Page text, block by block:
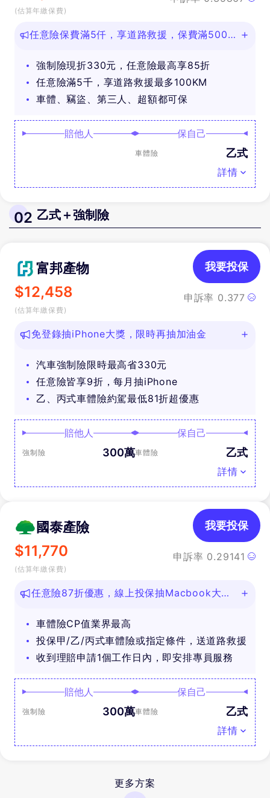
(估算年繳保費)
任意險保費滿5仟，享道路救援，保費滿500即
強制險現折330元，任意險最高享85折
任意險滿5千，享道路救援最多100KM
車體、竊盜、第三人、超額都可保
賠他人 保自己
車體險 乙式
詳情
02 乙式＋強制險
富邦產物
$12,458
(估算年繳保費)
申訴率 0.377
我要投保
免登錄抽iPhone大獎，限時再抽加油金
汽車強制險限時最高省330元
任意險皆享9折，每月抽iPhone
乙、丙式車體險約駕最低81折超優惠
賠他人
強制險 300萬
保自己
車體險 乙式
詳情
國泰產險
$11,770
(估算年繳保費)
申訴率 0.29141
我要投保
任意險87折優惠，線上投保抽Macbook大
車體險CP值業界最高
投保甲/乙/丙式車體險或指定條件，送道路救援
收到理賠申請1個工作日內，即安排專員服務
賠他人
強制險 300萬
保自己
車體險 乙式
詳情
更多方案